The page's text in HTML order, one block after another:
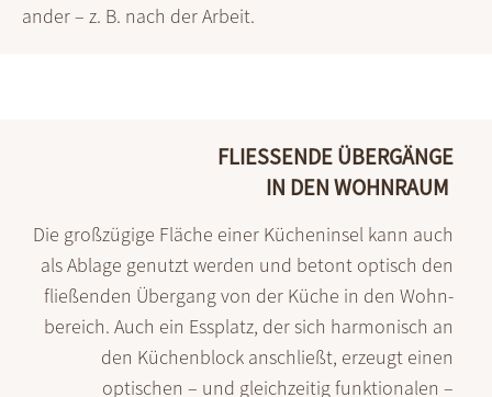
ander – z. B. nach der Arbeit.
FLIESSENDE ÜBERGÄNGE
IN DEN WOHNRAUM
Die großzügige Fläche einer Küchen­insel kann auch
als Ablage genutzt werden und betont optisch den
fließenden Über­gang von der Küche in den Wohn­
bereich. Auch ein Ess­platz, der sich harmo­nisch an
den Küchen­block anschließt, erzeugt einen
optischen – und gleich­zeitig funktionalen –